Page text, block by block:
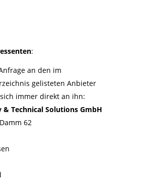
:
an den im
gelisteten Anbieter
immer direkt an ihn:
& Technical Solutions GmbH
62